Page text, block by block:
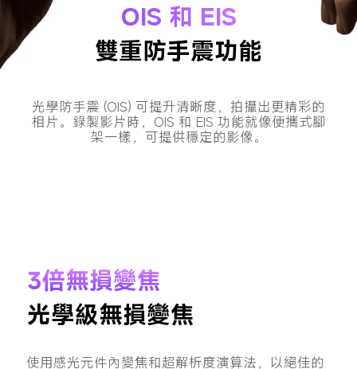
OIS 和 EIS
雙重防手震功能
光學防手震 (OIS) 可提升清晰度，拍攝出更精彩的
相片。錄製影片時，OIS 和 EIS 功能就像便攜式腳
架一樣，可提供穩定的影像。
3倍無損變焦
光學級無損變焦
使用感光元件內變焦和超解析度演算法，以絕佳的